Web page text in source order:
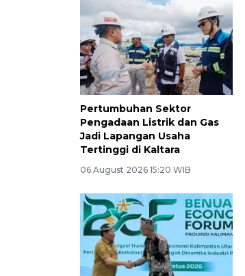
Pertumbuhan Sektor
Pengadaan Listrik dan Gas
Jadi Lapangan Usaha
Tertinggi di Kaltara
06 August 2026 15:20 WIB